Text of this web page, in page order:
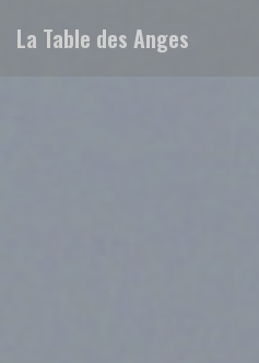
La Table des Anges